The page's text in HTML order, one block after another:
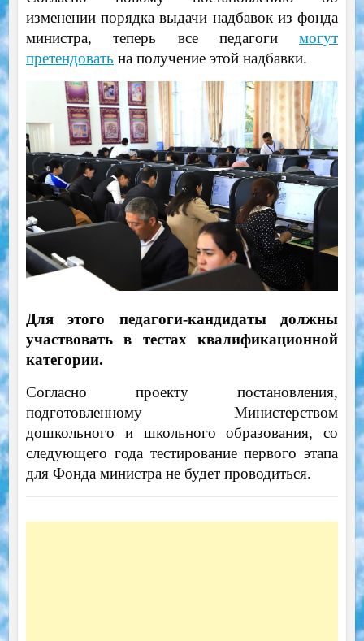
изменении порядка выдачи надбавок из фонда
министра, теперь все педагогимогут
претендовать на получение этой надбавки.
Для этого педагоги-кандидаты должны
участвовать в тестах квалификационной
категории.
Согласно проекту постановления,
подготовленному Министерством
дошкольного и школьного образования, со
следующего года тестирование первого этапа
для Фонда министра не будет проводиться.